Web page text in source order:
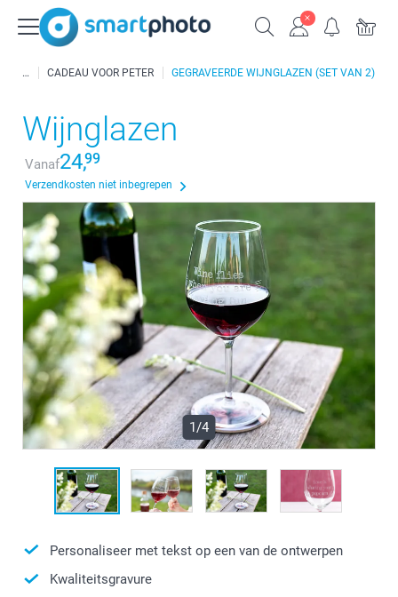
CADEAU VOOR PETER GEGRAVEERDE WIJNGLAZEN (SET VAN 2)
Wijnglazen
Vanaf24,99
Verzendkosten niet inbegrepen
1/4
Personaliseer met tekst op een van de ontwerpen
Kwaliteitsgravure